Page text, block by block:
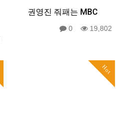
권영진 줘패는 MBC
0 19,802
Hot